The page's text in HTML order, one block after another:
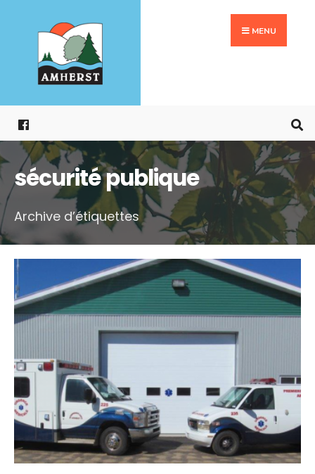
contenu
MENU
sécurité publique
Archive d’étiquettes
for: